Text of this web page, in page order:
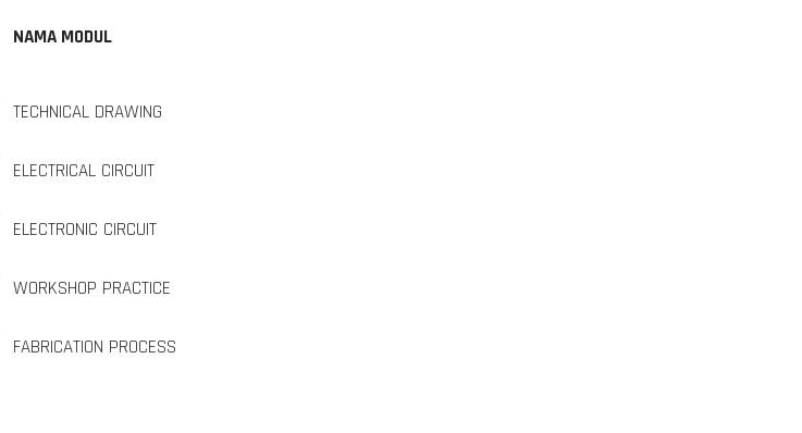
NAMA MODUL
TECHNICAL DRAWING
ELECTRICAL CIRCUIT
ELECTRONIC CIRCUIT
WORKSHOP PRACTICE
FABRICATION PROCESS